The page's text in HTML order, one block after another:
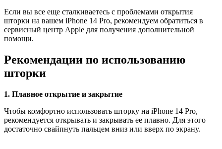
Если вы все еще сталкиваетесь с проблемами открытия
шторки на вашем iPhone 14 Pro, рекомендуем обратиться в
сервисный центр Apple для получения дополнительной
помощи.
Рекомендации по использованию
шторки
1. Плавное открытие и закрытие
Чтобы комфортно использовать шторку на iPhone 14 Pro,
рекомендуется открывать и закрывать ее плавно. Для этого
достаточно свайпнуть пальцем вниз или вверх по экрану.